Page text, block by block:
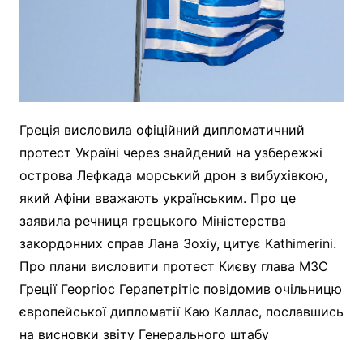
Греція висловила офіційний дипломатичний
протест Україні через знайдений на узбережжі
острова Лефкада морський дрон з вибухівкою,
який Афіни вважають українським. Про це
заявила речниця грецького Міністерства
закордонних справ Лана Зохіу, цитує Kathimerini.
Про плани висловити протест Києву глава МЗС
Греції Георгіос Герапетрітіс повідомив очільницю
європейської дипломатії Каю Каллас, пославшись
на висновки звіту Генерального штабу